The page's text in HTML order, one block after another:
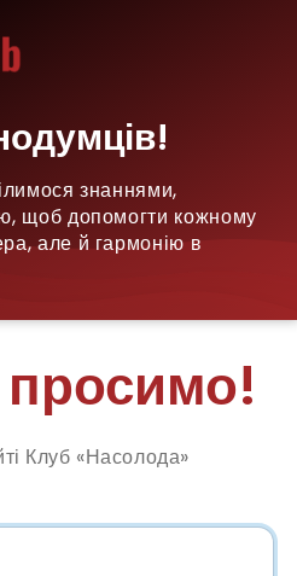
знаннями,
щоб допомогти кожному
але й гармонію в
Клуб «Насолода»